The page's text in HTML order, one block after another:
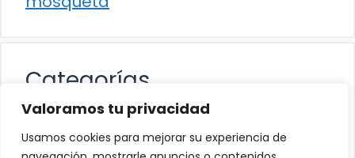
Valoramos tu privacidad
Usamos cookies para mejorar su experiencia de
Categorías
Alimentación
Destacados